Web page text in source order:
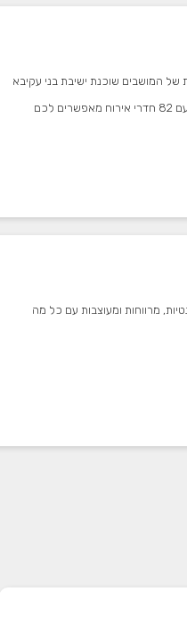
המושבים שוכנת ישיבת בני עקיבא
מרחבי הישיבה הפסטורליים והשקטים עם 82 חדרי אירוח מאפשרים לכם
סוויטות אלגנטיות, מרווחות ומעוצבות עם כל מה